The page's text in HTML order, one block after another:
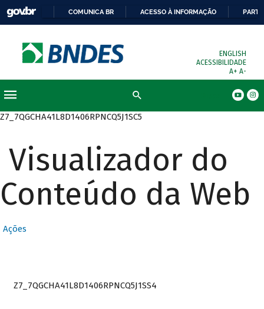
COMUNICA BR ACESSO À INFORMAÇÃO
ENGLISH
ACESSIBILIDADE
A+ A-
Z7_7QGCHA41L8D1406RPNCQ5J1SC5
Visualizador do
Conteúdo da Web
Ações
Z7_7QGCHA41L8D1406RPNCQ5J1SS4